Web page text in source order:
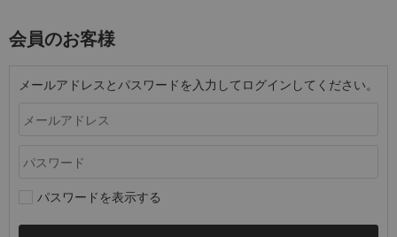
会員のお客様
メールアドレスとパスワードを入力してログインしてください。
パスワードを表示する